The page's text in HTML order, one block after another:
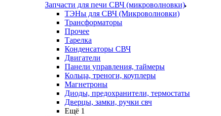
Запчасти для печи СВЧ (микроволновки)
ТЭНы для СВЧ (Микроволновки)
Трансформаторы
Прочее
Тарелка
Конденсаторы СВЧ
Двигатели
Панели управления, таймеры
Кольца, треноги, коуплеры
Магнетроны
Диоды, предохранители, термостаты
Дверцы, замки, ручки свч
Ещё 1